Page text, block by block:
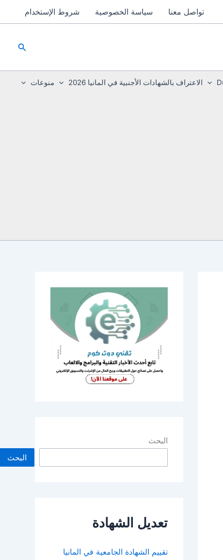
تواصل معنا سياسة الخصوصية شروط الإستخدام
البحث
الاعتراف بالشهادات الأجنبية في المانيا 2026 منوعات
البحث
البحث
تعديل الشهادة
تقييم الشهادة الجامعية في المانيا